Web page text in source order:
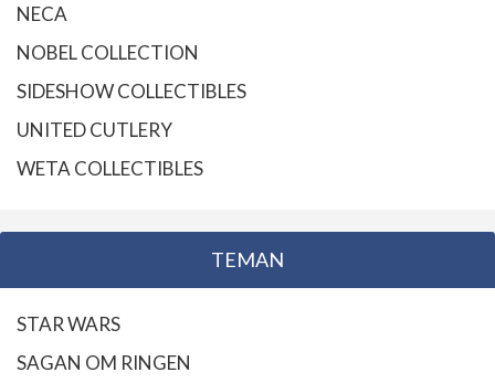
NECA
NOBEL COLLECTION
SIDESHOW COLLECTIBLES
UNITED CUTLERY
WETA COLLECTIBLES
TEMAN
STAR WARS
SAGAN OM RINGEN